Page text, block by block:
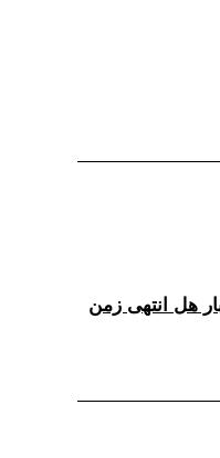
هل انتهى زمن